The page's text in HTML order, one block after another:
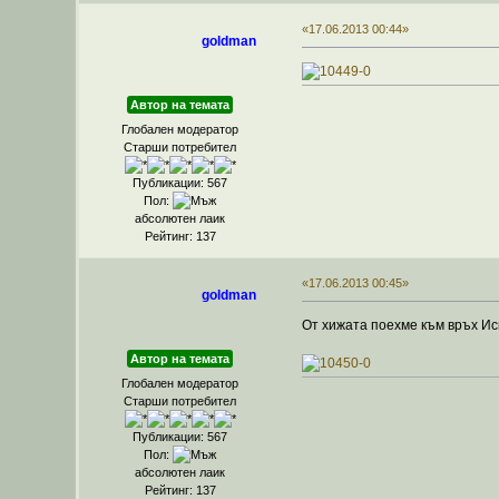
goldman
Автор на темата
Глобален модератор
Старши потребител
Публикации: 567
Пол:
абсолютен лаик
Рейтинг: 137
«17.06.2013 00:44»
goldman
Автор на темата
Глобален модератор
Старши потребител
Публикации: 567
Пол:
абсолютен лаик
Рейтинг: 137
«17.06.2013 00:45»
От хижата поехме към връх